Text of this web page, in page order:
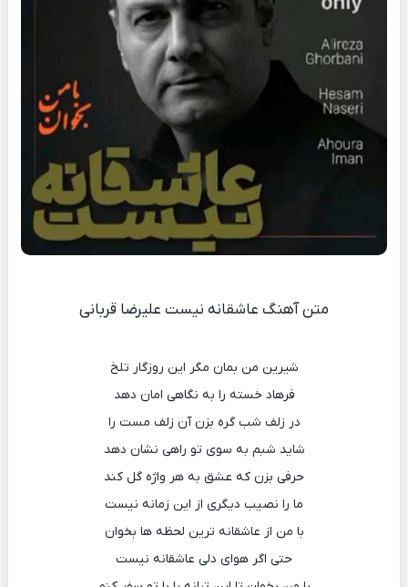
متن آهنگ عاشقانه نیست علیرضا قربانی
شیرین من بمان مگر این روزگار تلخ
فرهاد خسته را به نگاهی امان دهد
در زلف شب گره بزن آن زلف مست را
شاید شبم به سوی تو راهی نشان دهد
حرفی بزن که عشق به هر واژه گل کند
ما را نصیب دیگری از این زمانه نیست
با من از عاشقانه ترین لحظه ها بخوان
حتی اگر هوای دلی عاشقانه نیست